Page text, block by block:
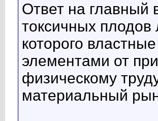
Ответ на главный
токсичных
которого
элементами от
физическому
материальный